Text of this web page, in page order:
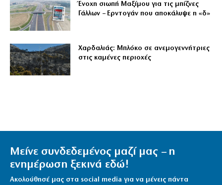
Ένοχη σιωπή Μαξίμου για τις μπίζνες
Γάλλων – Ερντογάν που αποκάλυψε η «δ»
Χαρδαλιάς: Μπλόκο σε ανεμογεννήτριες
στις καμένες περιοχές
Μείνε συνδεδεμένος μαζί μας – η
ενημέρωση ξεκινά εδώ!
Ακολούθησέ μας στα social media για να μένεις πάντα